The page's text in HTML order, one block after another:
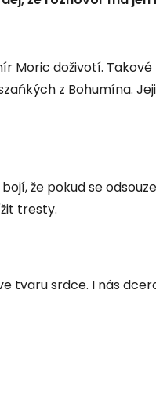
Moric doživotí.
z Bohumína.
že pokud se
tresty.
tvaru srdce. I nás